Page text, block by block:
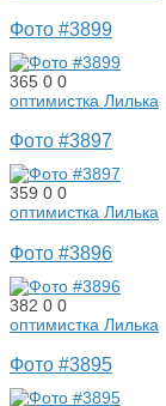
Фото #3899
365 0 0
оптимистка Лилька
Фото #3897
359 0 0
оптимистка Лилька
Фото #3896
382 0 0
оптимистка Лилька
Фото #3895